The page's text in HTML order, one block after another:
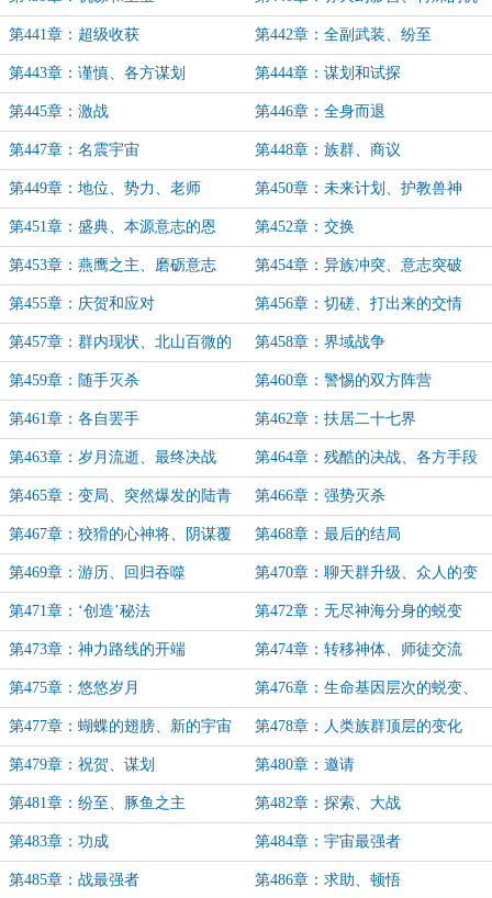
缘
第441章：超级收获 第442章：全副武装、纷至
第443章：谨慎、各方谋划 第444章：谋划和试探
第445章：激战 第446章：全身而退
第447章：名震宇宙 第448章：族群、商议
第449章：地位、势力、老师 第450章：未来计划、护教兽神
第451章：盛典、本源意志的恩
赐、祖神教的拉拢
第452章：交换
第453章：燕鹰之主、磨砺意志 第454章：异族冲突、意志突破
第455章：庆贺和应对 第456章：切磋、打出来的交情
第457章：群内现状、北山百微的
求助
第458章：界域战争
第459章：随手灭杀 第460章：警惕的双方阵营
第461章：各自罢手 第462章：扶居二十七界
第463章：岁月流逝、最终决战 第464章：残酷的决战、各方手段
第465章：变局、突然爆发的陆青
山
第466章：强势灭杀
第467章：狡猾的心神将、阴谋覆
灭
第468章：最后的结局
第469章：游历、回归吞噬 第470章：聊天群升级、众人的变
化
第471章：‘创造’秘法 第472章：无尽神海分身的蜕变
第473章：神力路线的开端 第474章：转移神体、师徒交流
第475章：悠悠岁月 第476章：生命基因层次的蜕变、
陆云珊
第477章：蝴蝶的翅膀、新的宇宙
之主
第478章：人类族群顶层的变化
第479章：祝贺、谋划 第480章：邀请
第481章：纷至、豚鱼之主 第482章：探索、大战
第483章：功成 第484章：宇宙最强者
第485章：战最强者 第486章：求助、顿悟